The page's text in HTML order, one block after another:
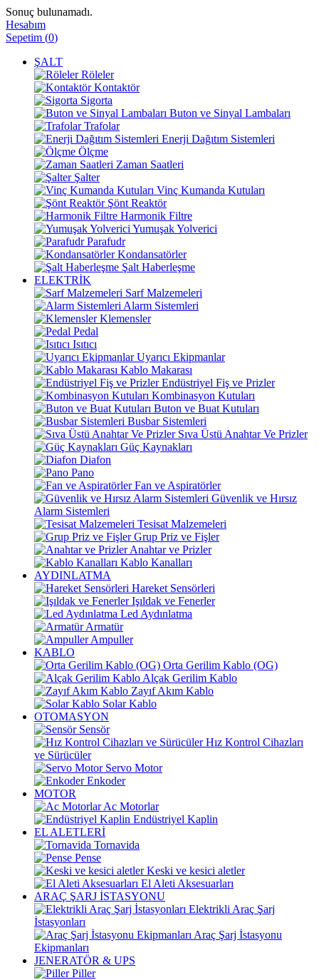
Sonuç bulunamadı.
Hesabım
Sepetim (0)
ŞALT
Röleler
Kontaktör
Sigorta
Buton ve Sinyal Lambaları
Trafolar
Enerji Dağıtım Sistemleri
Ölçme
Zaman Saatleri
Şalter
Vinç Kumanda Kutuları
Şönt Reaktör
Harmonik Filtre
Yumuşak Yolverici
Parafudr
Kondansatörler
Şalt Haberleşme
ELEKTRİK
Sarf Malzemeleri
Alarm Sistemleri
Klemensler
Pedal
Isıtıcı
Uyarıcı Ekipmanlar
Kablo Makarası
Endüstriyel Fiş ve Prizler
Kombinasyon Kutuları
Buton ve Buat Kutuları
Busbar Sistemleri
Sıva Üstü Anahtar Ve Prizler
Güç Kaynakları
Diafon
Pano
Fan ve Aspiratörler
Güvenlik ve Hırsız
Alarm Sistemleri
Tesisat Malzemeleri
Grup Priz ve Fişler
Anahtar ve Prizler
Kablo Kanalları
AYDINLATMA
Hareket Sensörleri
Işıldak ve Fenerler
Led Aydınlatma
Armatür
Ampuller
KABLO
Orta Gerilim Kablo (OG)
Alçak Gerilim Kablo
Zayıf Akım Kablo
Solar Kablo
OTOMASYON
Sensör
Hız Kontrol Cihazları
ve Sürücüler
Servo Motor
Enkoder
MOTOR
Ac Motorlar
Endüstriyel Kaplin
EL ALETLERİ
Tornavida
Pense
Keski ve kesici aletler
El Aleti Aksesuarları
ARAÇ ŞARJ İSTASYONU
Elektrikli Araç Şarj
İstasyonları
Araç Şarj İstasyonu
Ekipmanları
JENERATÖR & UPS
Piller